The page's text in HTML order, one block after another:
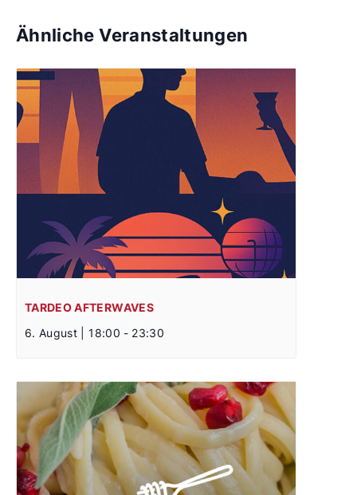
Ähnliche Veranstaltungen
TARDEO AFTERWAVES
6. August | 18:00 - 23:30